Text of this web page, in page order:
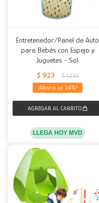
Entretenedor/Panel de Auto
para Bebés con Espejo y
Juguetes - Sol
$ 923 $ 1.230
24
LLEGA HOY MVD